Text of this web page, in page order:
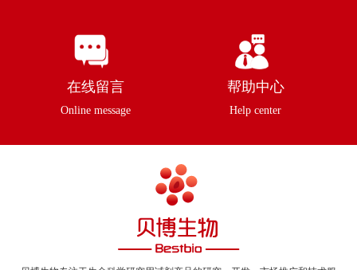
在线留言
Online message
帮助中心
Help center